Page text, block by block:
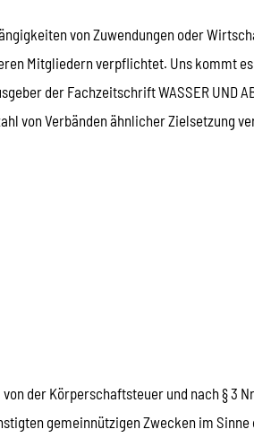
von Zuwendungen oder
Mitgliedern verpflichtet. Uns kommt
der Fachzeitschrift WASSER UND
von Verbänden ähnlicher Zielsetzung
von der Körperschaftsteuer und nach § 3
gemeinnützigen Zwecken im Sinne